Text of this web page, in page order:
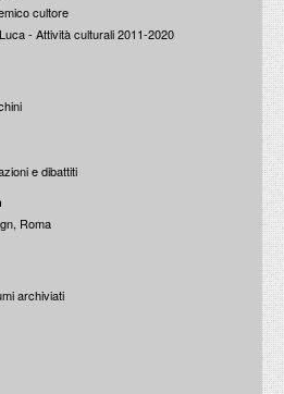
cultore
- Attività culturali 2011-2020
e dibattiti
Roma
archiviati